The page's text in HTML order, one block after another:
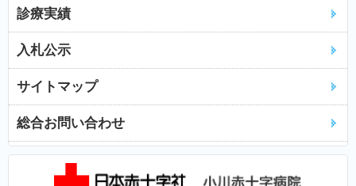
診療実績
入札公示
サイトマップ
総合お問い合わせ